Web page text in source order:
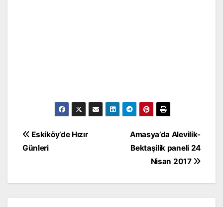
Yazı
gezinmesi
Amasya’da Alevilik-
Bektaşilik paneli 24
Nisan 2017
Eskiköy’de Hızır
Günleri